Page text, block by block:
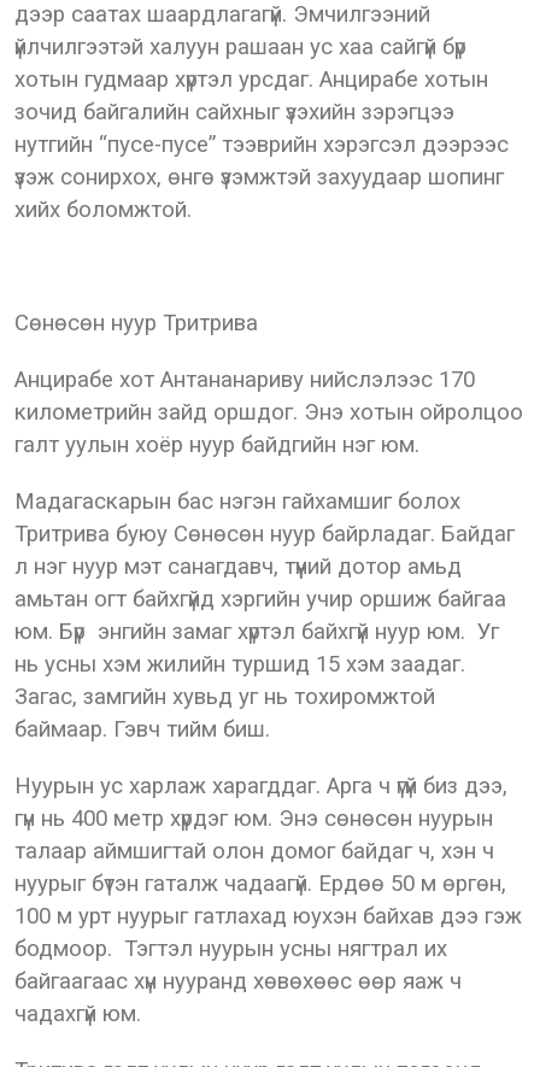
дээр саатах шаардлагагүй. Эмчилгээний
үйлчилгээтэй халуун рашаан ус хаа сайгүй бүр
хотын гудмаар хүртэл урсдаг. Анцирабе хотын
зочид байгалийн сайхныг үзэхийн зэрэгцээ
нутгийн “пусе-пусе” тээврийн хэрэгсэл дээрээс
үзэж сонирхох, өнгө үзэмжтэй захуудаар шопинг
хийх боломжтой.
Сөнөсөн нуур Тритрива
Анцирабе хот Антананариву нийслэлээс 170
километрийн зайд оршдог. Энэ хотын ойролцоо
галт уулын хоёр нуур байдгийн нэг юм.
Мадагаскарын бас нэгэн гайхамшиг болох
Тритрива буюу Сөнөсөн нуур байрладаг. Байдаг
л нэг нуур мэт санагдавч, түүний дотор амьд
амьтан огт байхгүйд хэргийн учир оршиж байгаа
юм. Бүр энгийн замаг хүртэл байхгүй нуур юм. Уг
нь усны хэм жилийн туршид 15 хэм заадаг.
Загас, замгийн хувьд уг нь тохиромжтой
баймаар. Гэвч тийм биш.
Нуурын ус харлаж харагддаг. Арга ч үгүй биз дээ,
гүн нь 400 метр хүрдэг юм. Энэ сөнөсөн нуурын
талаар аймшигтай олон домог байдаг ч, хэн ч
нуурыг бүтэн гаталж чадаагүй. Ердөө 50 м өргөн,
100 м урт нуурыг гатлахад юухэн байхав дээ гэж
бодмоор. Тэгтэл нуурын усны нягтрал их
байгаагаас хүн нууранд хөвөхөөс өөр яаж ч
чадахгүй юм.